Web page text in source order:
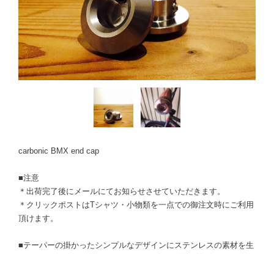
carbonic BMX end cap
■注意
＊出荷完了後にメールにてお知らせさせていただきます。
＊クリックポストはTシャツ・小物類を一点での御注文時にご利用
頂けます。
■テーパーの掛かったシンプルなデザインにステンレスの素材を生